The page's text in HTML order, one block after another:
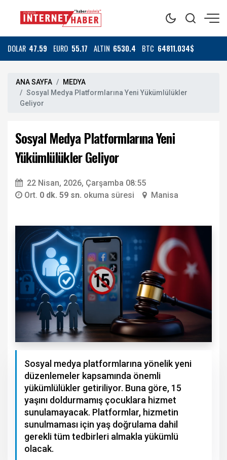
DOLAR 47.59 EURO 55.17 ALTIN 6530.4 BTC 64811.034$
ANA SAYFA
MEDYA
Sosyal Medya Platformlarına Yeni Yükümlülükler
Geliyor
Sosyal Medya Platformlarına Yeni
Yükümlülükler Geliyor
22 Nisan, 2026, Çarşamba 08:55
Ort. 0 dk. 59 sn. okuma süresi Manisa
Sosyal medya platformlarına yönelik yeni
düzenlemeler kapsamında önemli
yükümlülükler getiriliyor. Buna göre, 15
yaşını doldurmamış çocuklara hizmet
sunulamayacak. Platformlar, hizmetin
sunulmaması için yaş doğrulama dahil
gerekli tüm tedbirleri almakla yükümlü
olacak.